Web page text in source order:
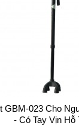
GBM-023 Cho
- Có Tay Vịn Hỗ